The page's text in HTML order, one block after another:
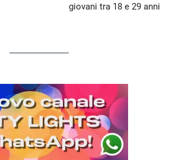
giovani tra 18 e 29 anni